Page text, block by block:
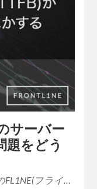
サーバー
題をどう
FL1NE(フライ…